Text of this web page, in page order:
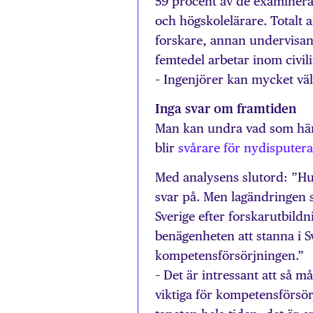
och högskolelärare. Totalt
forskare, annan
femtedel arbetar inom
– Ingenjörer kan mycket
Inga svar om framtiden
Man kan undra vad som
blir svårare för
Med analysens slutord:
svar på. Men lagändringen
Sverige efter
benägenheten att stanna i
kompetensförsörjningen.”
– Det är intressant att så
viktiga för